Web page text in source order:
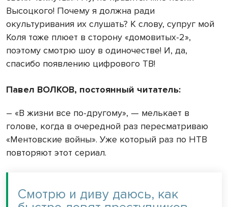
Высоцкого! Почему я должна ради
окультуривания их слушать? К слову, супруг мой
Коля тоже плюет в сторону «домовитых-2»,
поэтому смотрю шоу в одиночестве! И, да,
спасибо появлению цифрового ТВ!
Павел ВОЛКОВ, постоянный читатель:
– «В жизни все по-другому», — мелькает в
голове, когда в очередной раз пересматриваю
«Ментовские войны». Уже который раз по НТВ
повторяют этот сериал.
Смотрю и диву даюсь, как